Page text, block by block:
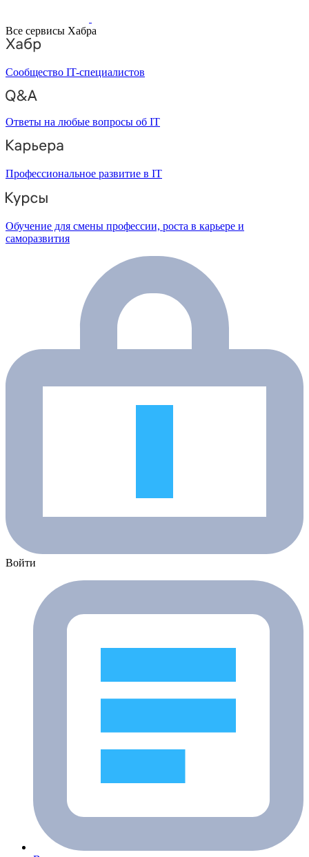
Все сервисы Хабра
Сообщество IT-специалистов
Ответы на любые вопросы об IT
Профессиональное развитие в IT
Обучение для смены профессии, роста в карьере и
саморазвития
Войти